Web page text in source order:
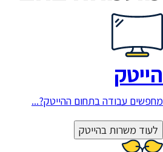
הייטק
מחפשים עבודה בתחום ההייטק?...
לעוד משרות בהייטק